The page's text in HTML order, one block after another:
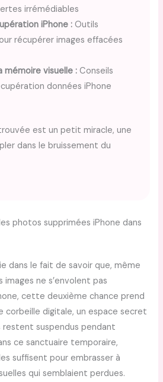
irrémédiables
iPhone : Outils
récupérer images effacées
mémoire visuelle : Conseils
données iPhone
est un petit miracle, une
dans le bruissement du
photos supprimées iPhone dans
dans le fait de savoir que, même
images ne s’envolent pas
cette deuxième chance prend
corbeille digitale, un espace secret
restent suspendus pendant
ce sanctuaire temporaire,
suffisent pour embrasser à
qui semblaient perdues.